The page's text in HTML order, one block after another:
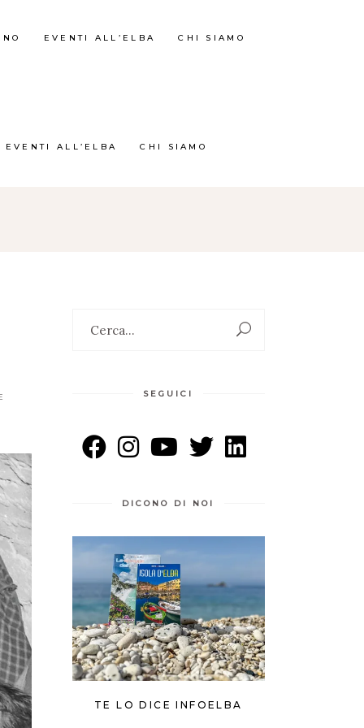
EVENTI ALL’ELBA CHI SIAMO
EVENTI ALL’ELBA CHI SIAMO
SEGUICI
DICONO DI NOI
TE LO DICE INFOELBA